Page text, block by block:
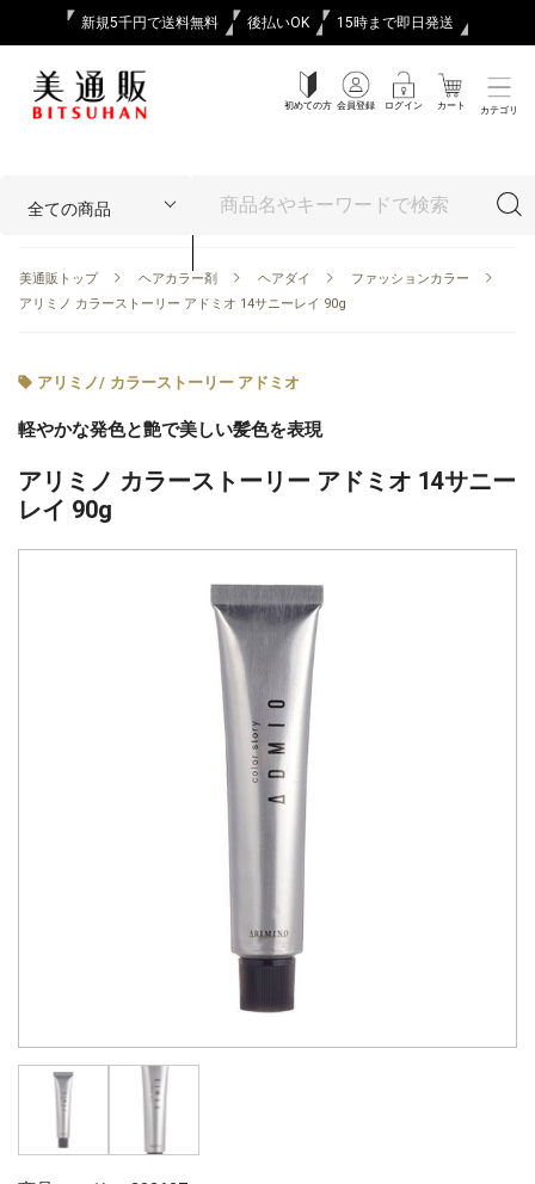
新規5千円で送料無料 後払いOK 15時まで即日発送
初めての方 会員登録 ログイン カート カテゴリ
美通販トップ ヘアカラー剤 ヘアダイ
ファッションカラー
アリミノ カラーストーリー アドミオ 14サニーレイ 90g
アリミノ/ カラーストーリー アドミオ
軽やかな発色と艶で美しい髪色を表現
アリミノ カラーストーリー アドミオ 14サニー
レイ 90g